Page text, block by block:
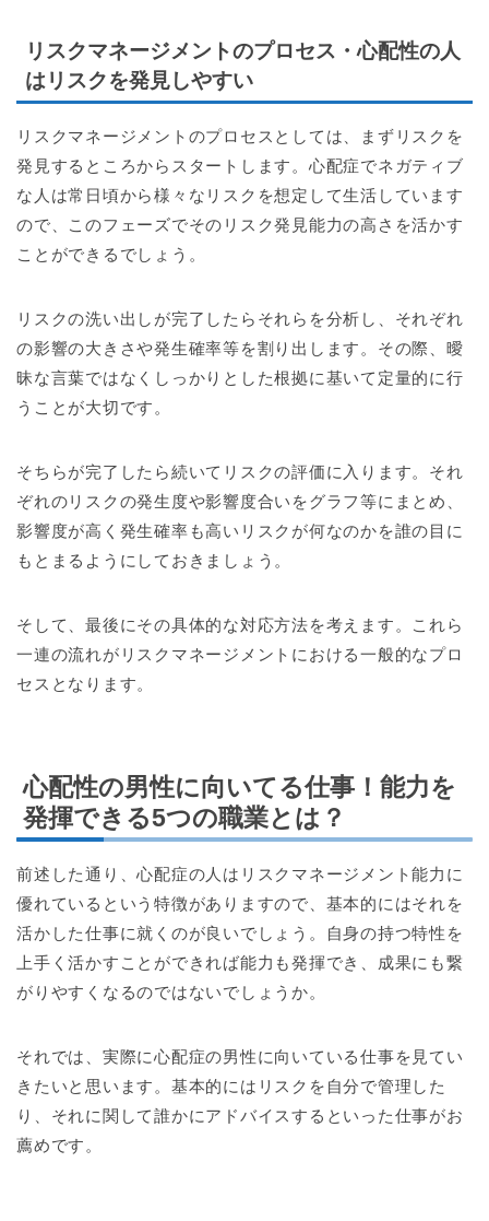
リスクマネージメントのプロセス・心配性の人
はリスクを発見しやすい
リスクマネージメントのプロセスとしては、まずリスクを
発見するところからスタートします。心配症でネガティブ
な人は常日頃から様々なリスクを想定して生活しています
ので、このフェーズでそのリスク発見能力の高さを活かす
ことができるでしょう。
リスクの洗い出しが完了したらそれらを分析し、それぞれ
の影響の大きさや発生確率等を割り出します。その際、曖
昧な言葉ではなくしっかりとした根拠に基いて定量的に行
うことが大切です。
そちらが完了したら続いてリスクの評価に入ります。それ
ぞれのリスクの発生度や影響度合いをグラフ等にまとめ、
影響度が高く発生確率も高いリスクが何なのかを誰の目に
もとまるようにしておきましょう。
そして、最後にその具体的な対応方法を考えます。これら
一連の流れがリスクマネージメントにおける一般的なプロ
セスとなります。
心配性の男性に向いてる仕事！能力を
発揮できる5つの職業とは？
前述した通り、心配症の人はリスクマネージメント能力に
優れているという特徴がありますので、基本的にはそれを
活かした仕事に就くのが良いでしょう。自身の持つ特性を
上手く活かすことができれば能力も発揮でき、成果にも繋
がりやすくなるのではないでしょうか。
それでは、実際に心配症の男性に向いている仕事を見てい
きたいと思います。基本的にはリスクを自分で管理した
り、それに関して誰かにアドバイスするといった仕事がお
薦めです。